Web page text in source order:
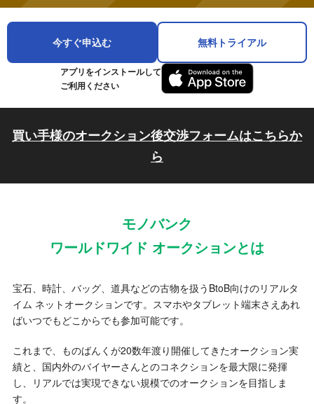
今すぐ申込む 無料トライアル
アプリをインストールして
ご利用ください
買い手様のオークション後交渉フォームはこちらか
ら
モノバンク
ワールドワイド オークションとは
宝石、時計、バッグ、道具などの古物を扱うBtoB向けのリアルタ
イム ネットオークションです。スマホやタブレット端末さえあれ
ばいつでもどこからでも参加可能です。
これまで、ものばんくが20数年渡り開催してきたオークション実
績と、国内外のバイヤーさんとのコネクションを最大限に発揮
し、リアルでは実現できない規模でのオークションを目指しま
す。